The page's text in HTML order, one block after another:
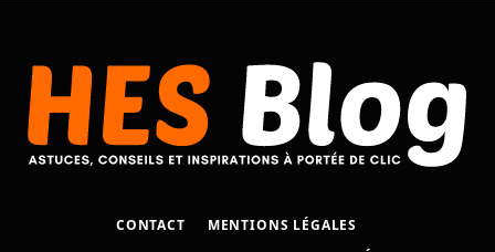
CONTACT
MENTIONS LÉGALES